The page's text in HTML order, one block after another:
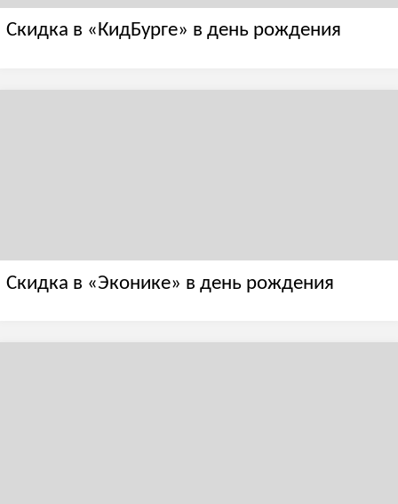
Скидка в «КидБурге» в день рождения
Скидка в «Эконике» в день рождения